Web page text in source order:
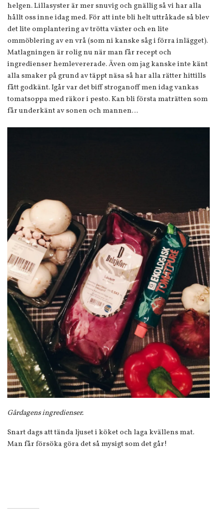
helgen. Lillasyster är mer snuvig och gnällig så vi har alla
hållt oss inne idag med. För att inte bli helt uttråkade så blev
det lite omplantering av trötta växter och en lite
ommöblering av en vrå (som ni kanske såg i förra inlägget).
Matlagningen är rolig nu när man får recept och
ingredienser hemlevererade. Även om jag kanske inte känt
alla smaker på grund av täppt näsa så har alla rätter hittills
fått godkänt. Igår var det biff stroganoff men idag vankas
tomatsoppa med räkor i pesto. Kan bli första maträtten som
får underkänt av sonen och mannen…
Gårdagens ingredienser.
Snart dags att tända ljuset i köket och laga kvällens mat.
Man får försöka göra det så mysigt som det går!